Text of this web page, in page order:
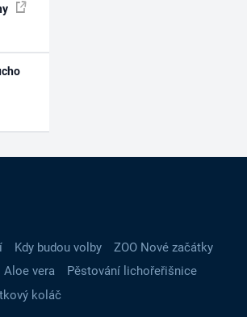
Kdy budou volby
ZOO Nové začátky
Aloe vera
Pěstování lichořeřišnice
koláč